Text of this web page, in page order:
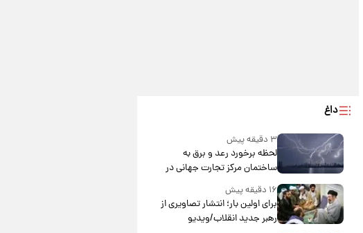
داغ
۳ دقیقه پیش
لحظه برخورد رعد و برق به
ساختمان مرکز تجارت جهانی در
آمریکا + فیلم
۱۶ دقیقه پیش
برای اولین بار؛ انتشار تصاویری از
رهبر جدید انقلاب/ویدیو